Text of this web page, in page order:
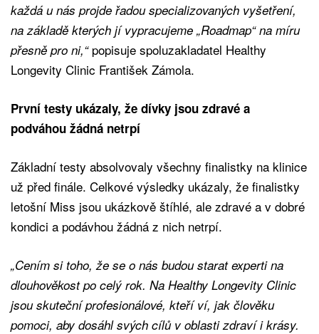
každá u nás projde řadou specializovaných vyšetření,
na základě kterých jí vypracujeme „Roadmap“ na míru
přesně pro ni,“popisuje spoluzakladatel Healthy
Longevity Clinic František Zámola.
První testy ukázaly, že dívky jsou zdravé a
podváhou žádná netrpí
Základní testy absolvovaly všechny finalistky na klinice
už před finále. Celkové výsledky ukázaly, že finalistky
letošní Miss jsou ukázkově štíhlé, ale zdravé a v dobré
kondici a podávhou žádná z nich netrpí.
„Cením si toho, že se o nás budou starat experti na
dlouhověkost po celý rok. Na Healthy Longevity Clinic
jsou skuteční profesionálové, kteří ví, jak člověku
pomoci, aby dosáhl svých cílů v oblasti zdraví i krásy.